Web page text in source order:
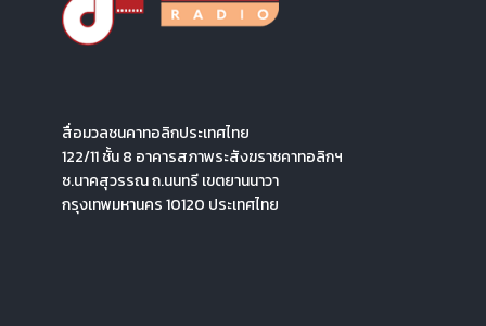
สื่อมวลชนคาทอลิกประเทศไทย
122/11 ชั้น 8 อาคารสภาพระสังฆราชคาทอลิกฯ
ซ.นาคสุวรรณ ถ.นนทรี เขตยานนาวา
กรุงเทพมหานคร 10120 ประเทศไทย